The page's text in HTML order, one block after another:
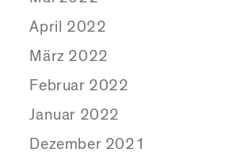
April 2022
März 2022
Februar 2022
Januar 2022
Dezember 2021